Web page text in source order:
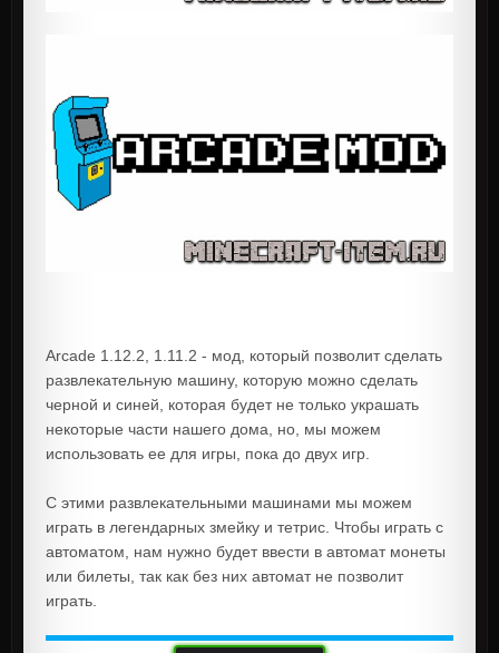
Arcade 1.12.2, 1.11.2 - мод, который позволит сделать
развлекательную машину, которую можно сделать
черной и синей, которая будет не только украшать
некоторые части нашего дома, но, мы можем
использовать ее для игры, пока до двух игр.
С этими развлекательными машинами мы можем
играть в легендарных змейку и тетрис. Чтобы играть с
автоматом, нам нужно будет ввести в автомат монеты
или билеты, так как без них автомат не позволит
играть.